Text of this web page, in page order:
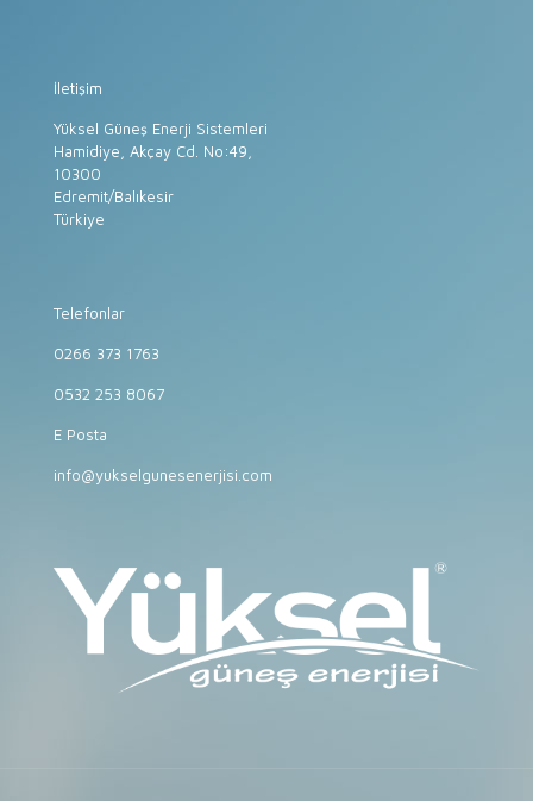
İletişim
Yüksel Güneş Enerji Sistemleri
Hamidiye, Akçay Cd. No:49,
10300
Edremit/Balıkesir
Türkiye
Telefonlar
0266 373 1763
0532 253 8067
E Posta
info@yukselgunesenerjisi.com